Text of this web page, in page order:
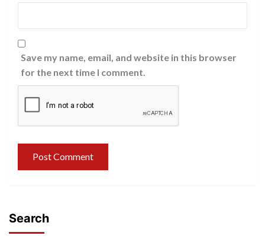
Save my name, email, and website in this browser
for the next time I comment.
Search